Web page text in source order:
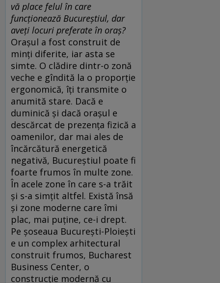
vă place felul în care
funcţionează Bucureştiul, dar
aveţi locuri preferate în oraş?
Oraşul a fost construit de
minţi diferite, iar asta se
simte. O clădire dintr-o zonă
veche e gîndită la o proporţie
ergonomică, îţi transmite o
anumită stare. Dacă e
duminică şi dacă oraşul e
descărcat de prezenţa fizică a
oamenilor, dar mai ales de
încărcătură energetică
negativă, Bucureştiul poate fi
foarte frumos în multe zone.
În acele zone în care s-a trăit
şi s-a simţit altfel. Există însă
şi zone moderne care îmi
plac, mai puţine, ce-i drept.
Pe şoseaua Bucureşti-Ploieşti
e un complex arhitectural
construit frumos, Bucharest
Business Center, o
construcţie modernă cu